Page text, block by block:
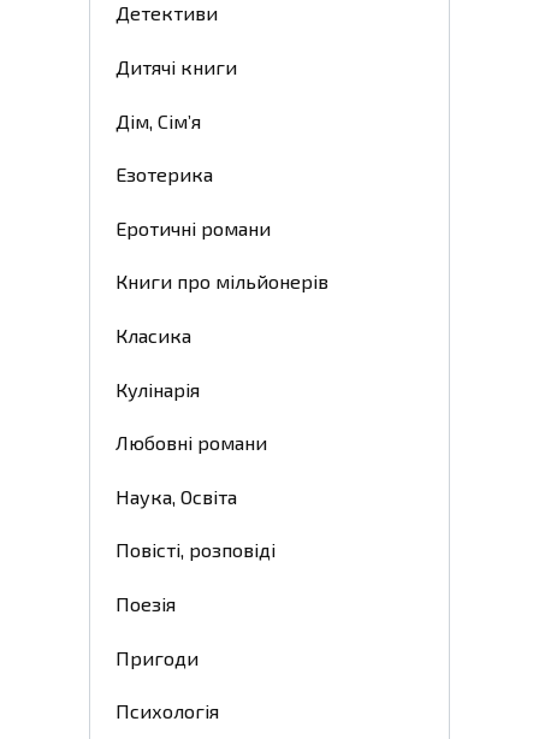
Детективи
Дитячі книги
Дім, Сім’я
Езотерика
Еротичні романи
Книги про мільйонерів
Класика
Кулінарія
Любовні романи
Наука, Освіта
Повісті, розповіді
Поезія
Пригоди
Психологія